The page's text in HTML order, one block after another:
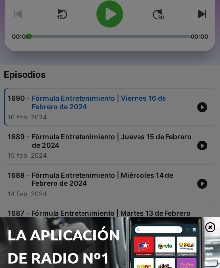
00:00 00:00
Episodios
1690 - Fórmula Entretenimiento | Viernes 16 de
Febrero de 2024
16 feb. 2024
1689 - Fórmula Entretenimiento | Jueves 15 de Febrero
de 2024
15 feb. 2024
1688 - Fórmula Entretenimiento | Miércoles 14 de
Febrero de 2024
14 feb. 2024
1687 - Fórmula Entretenimiento | Martes 13 de Febrero
de 2024
13 feb. 2024
1686
Fórmula Entretenimiento | Lunes 12 de Febrero
de 2024